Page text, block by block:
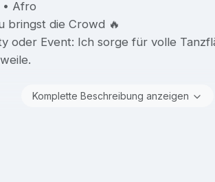
Afro
bringst die Crowd 🔥
oder Event: Ich sorge für volle
Komplette Beschreibung anzeigen